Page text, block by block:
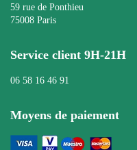
59 rue de Ponthieu
75008 Paris
Service client 9H-21H
06 58 16 46 91
Moyens de paiement